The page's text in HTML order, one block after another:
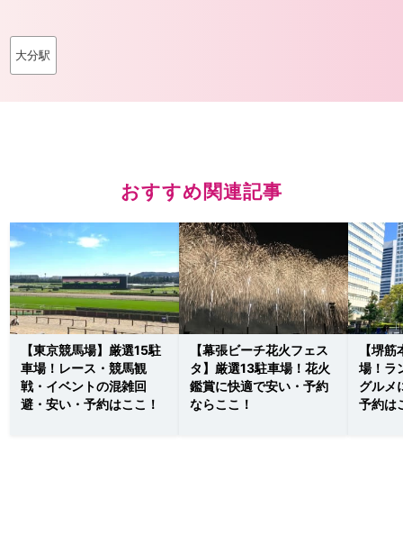
大分駅
おすすめ関連記事
【東京競馬場】厳選15駐
車場！レース・競馬観
戦・イベントの混雑回
避・安い・予約はここ！
【幕張ビーチ花火フェス
タ】厳選13駐車場！花火
鑑賞に快適で安い・予約
ならここ！
【堺
場！ラ
グルメ
予約は